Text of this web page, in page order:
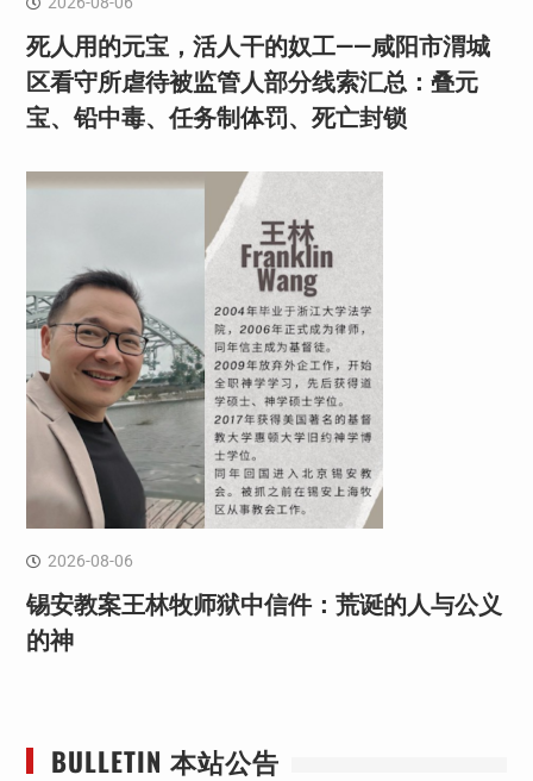
死人用的元宝，活人干的奴工——咸阳市渭城
区看守所虐待被监管人部分线索汇总：叠元
宝、铅中毒、任务制体罚、死亡封锁
2026-08-06
锡安教案王林牧师狱中信件：荒诞的人与公义
的神
BULLETIN 本站公告